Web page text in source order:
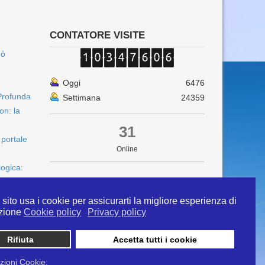
sito usa i cookie per assicurarti la migliore esperienza di
Cookie policy Privacy policy
Rifiuta Accetta tutti i cookie
Cookie:
la
CONTATORE VISITE
Oggi
6476
Settimana
24359
31
Online
info@ipertermiaitalia.it tel. 331/9584817 . Il